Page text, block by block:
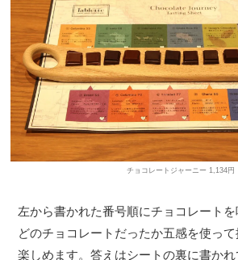
チョコレートジャーニー 1,134円
左から書かれた番号順にチョコレート
どのチョコレートだったか五感を使って
楽しめます。答えはシートの裏に書か